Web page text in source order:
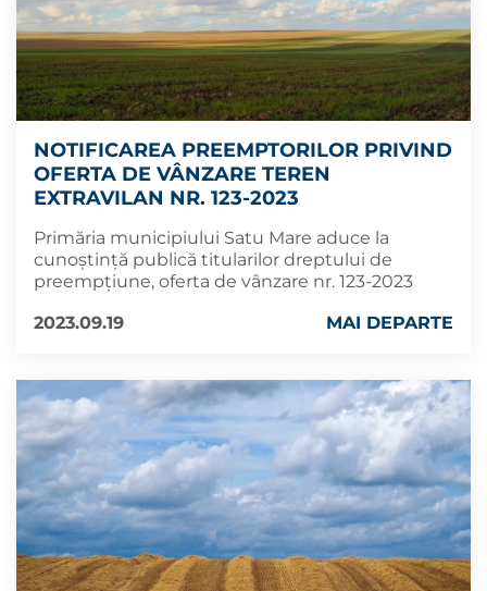
NOTIFICAREA PREEMPTORILOR PRIVIND
OFERTA DE VÂNZARE TEREN
EXTRAVILAN NR. 123-2023
Primăria municipiului Satu Mare aduce la
cunoștință publică titularilor dreptului de
preempțiune, oferta de vânzare nr. 123-2023
2023.09.19
MAI DEPARTE